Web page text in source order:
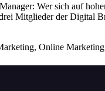
Wer sich auf
Mitglieder der Digital
Online